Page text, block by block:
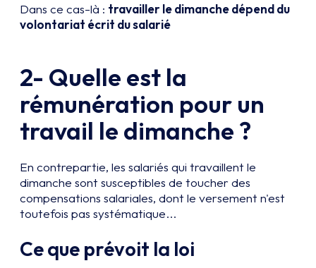
Dans ce cas-là : travailler le dimanche dépend du
volontariat écrit du salarié
2- Quelle est la
rémunération pour un
travail le dimanche ?
En contrepartie, les salariés qui travaillent le
dimanche sont susceptibles de toucher des
compensations salariales, dont le versement n'est
toutefois pas systématique...
Ce que prévoit la loi